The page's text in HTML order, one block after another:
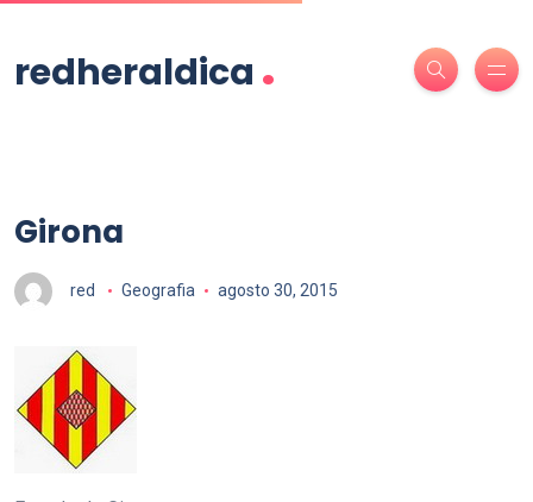
redheraldica .
Girona
red Geografia agosto 30, 2015